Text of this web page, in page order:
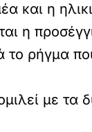
και η
η
ρήγμα
με τα